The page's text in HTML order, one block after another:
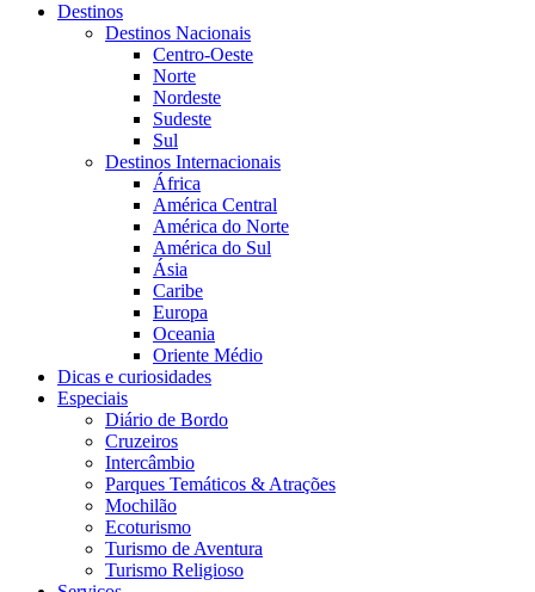
Destinos
Destinos Nacionais
Centro-Oeste
Norte
Nordeste
Sudeste
Sul
Destinos Internacionais
África
América Central
América do Norte
América do Sul
Ásia
Caribe
Europa
Oceania
Oriente Médio
Dicas e curiosidades
Especiais
Diário de Bordo
Cruzeiros
Intercâmbio
Parques Temáticos & Atrações
Mochilão
Ecoturismo
Turismo de Aventura
Turismo Religioso